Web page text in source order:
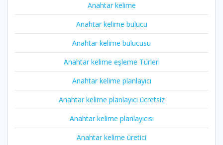
Anahtar kelime
Anahtar kelime bulucu
Anahtar kelime bulucusu
Anahtar kelime eşleme Türleri
Anahtar kelime planlayıcı
Anahtar kelime planlayıcı ücretsiz
Anahtar kelime planlayıcısı
Anahtar kelime üretici